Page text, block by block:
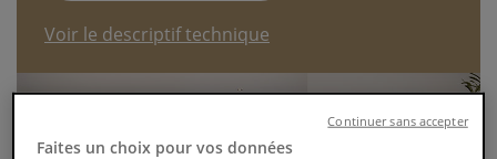
Voir le descriptif technique
Faites un choix pour vos données
Continuer sans accepter